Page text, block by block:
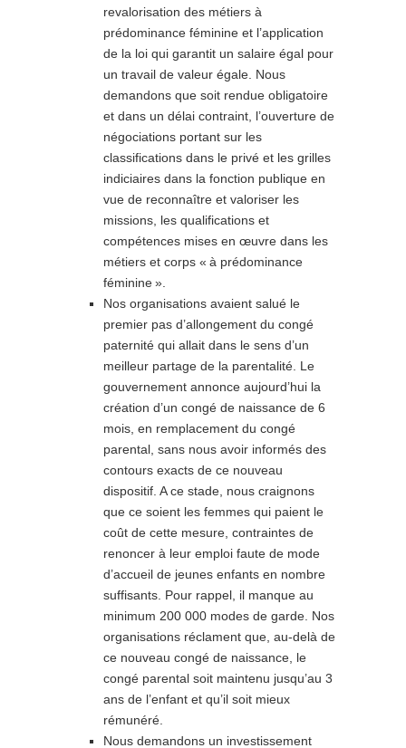
revalorisation des métiers à
prédominance féminine et l’application
de la loi qui garantit un salaire égal pour
un travail de valeur égale. Nous
demandons que soit rendue obligatoire
et dans un délai contraint, l’ouverture de
négociations portant sur les
classifications dans le privé et les grilles
indiciaires dans la fonction publique en
vue de reconnaître et valoriser les
missions, les qualifications et
compétences mises en œuvre dans les
métiers et corps « à prédominance
féminine».
Nos organisations avaient salué le
premier pas d’allongement du congé
paternité qui allait dans le sens d’un
meilleur partage de la parentalité. Le
gouvernement annonce aujourd’hui la
création d’un congé de naissance de 6
mois, en remplacement du congé
parental, sans nous avoir informés des
contours exacts de ce nouveau
dispositif. A ce stade, nous craignons
que ce soient les femmes qui paient le
coût de cette mesure, contraintes de
renoncer à leur emploi faute de mode
d’accueil de jeunes enfants en nombre
suffisants. Pour rappel, il manque au
minimum 200 000 modes de garde. Nos
organisations réclament que, au-delà de
ce nouveau congé de naissance, le
congé parental soit maintenu jusqu’au 3
ans de l’enfant et qu’il soit mieux
rémunéré.
Nous demandons un investissement